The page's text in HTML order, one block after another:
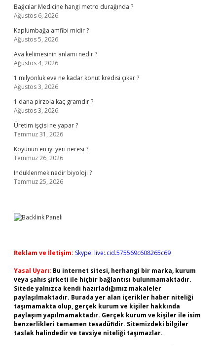
Bağcılar Medicine hangi metro durağında ?
Ağustos 6, 2026
Kaplumbağa amfibi midir ?
Ağustos 5, 2026
Ava kelimesinin anlamı nedir ?
Ağustos 4, 2026
1 milyonluk eve ne kadar konut kredisi çıkar ?
Ağustos 3, 2026
1 dana pirzola kaç gramdır ?
Ağustos 3, 2026
Üretim işçisi ne yapar ?
Temmuz 31, 2026
Koyunun en iyi yeri neresi ?
Temmuz 26, 2026
Indüklenmek nedir biyoloji ?
Temmuz 25, 2026
Reklam ve İletişim: Skype: live:.cid.575569c608265c69
Yasal Uyarı: Bu internet sitesi, herhangi bir marka, kurum
veya şahıs şirketi ile hiçbir bağlantısı bulunmamaktadır.
Sitede yalnızca kendi hazırladığımız makaleler
paylaşılmaktadır. Burada yer alan içerikler haber niteliği
taşımamakta olup, gerçek kurum ve kişiler hakkında
paylaşım yapılmamaktadır. Gerçek kurum ve kişiler ile isim
benzerlikleri tamamen tesadüfidir. Sitemizdeki bilgiler
taslak halindedir ve tavsiye niteliği taşımazlar.